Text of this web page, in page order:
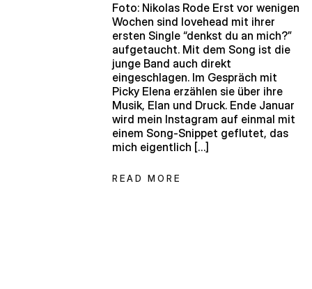
Foto: Nikolas Rode Erst vor wenigen
Wochen sind lovehead mit ihrer
ersten Single “denkst du an mich?”
aufgetaucht. Mit dem Song ist die
junge Band auch direkt
eingeschlagen. Im Gespräch mit
Picky Elena erzählen sie über ihre
Musik, Elan und Druck. Ende Januar
wird mein Instagram auf einmal mit
einem Song-Snippet geflutet, das
mich eigentlich […]
READ MORE